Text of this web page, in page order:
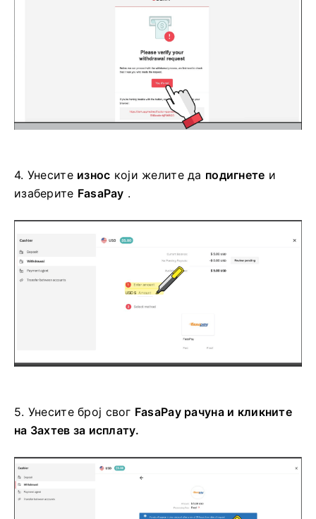
4. Унесите износ који желите да подигнете и
изаберите FasaPay .
5. Унеситеброј свог FasaPay рачуна и кликните
на Захтев за исплату.